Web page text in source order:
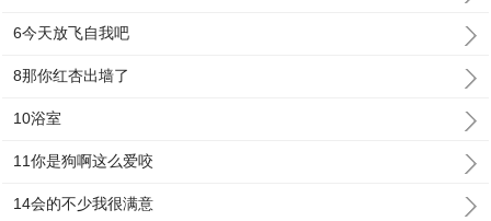
6今天放飞自我吧
8那你红杏出墙了
10浴室
11你是狗啊这么爱咬
14会的不少我很满意